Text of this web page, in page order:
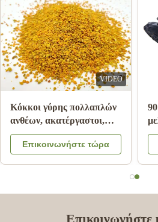
VIDEO
Κόκκοι γύρης πολλαπλών
ανθέων, ακατέργαστοι,
25kg, Χαρτοκιβώτιο,
Συμπλήρωμα διατροφής
Επικοινωνήστε τώρα
Επικοινωνήστε